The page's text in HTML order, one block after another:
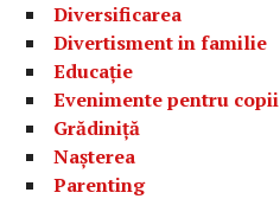
Diversificarea
Divertisment in familie
Educație
Evenimente pentru copii
Grădiniță
Nașterea
Parenting